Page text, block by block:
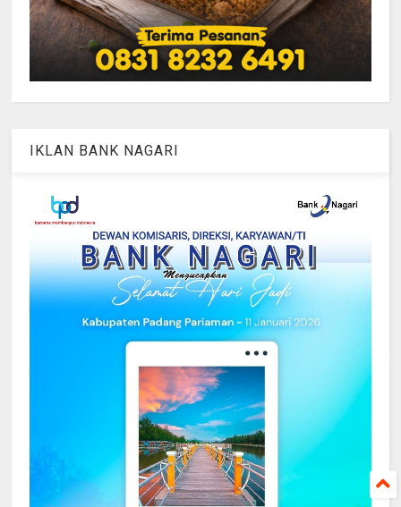
IKLAN BANK NAGARI